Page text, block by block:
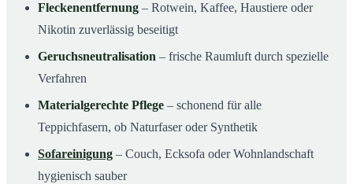
Fleckenentfernung – Rotwein, Kaffee, Haustiere oder
Nikotin zuverlässig beseitigt
Geruchsneutralisation – frische Raumluft durch spezielle
Verfahren
Materialgerechte Pflege – schonend für alle
Teppichfasern, ob Naturfaser oder Synthetik
Sofareinigung – Couch, Ecksofa oder Wohnlandschaft
hygienisch sauber